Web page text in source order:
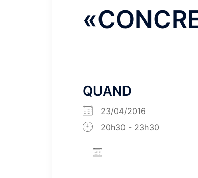
QUAND
23/04/2016
20h30 - 23h30